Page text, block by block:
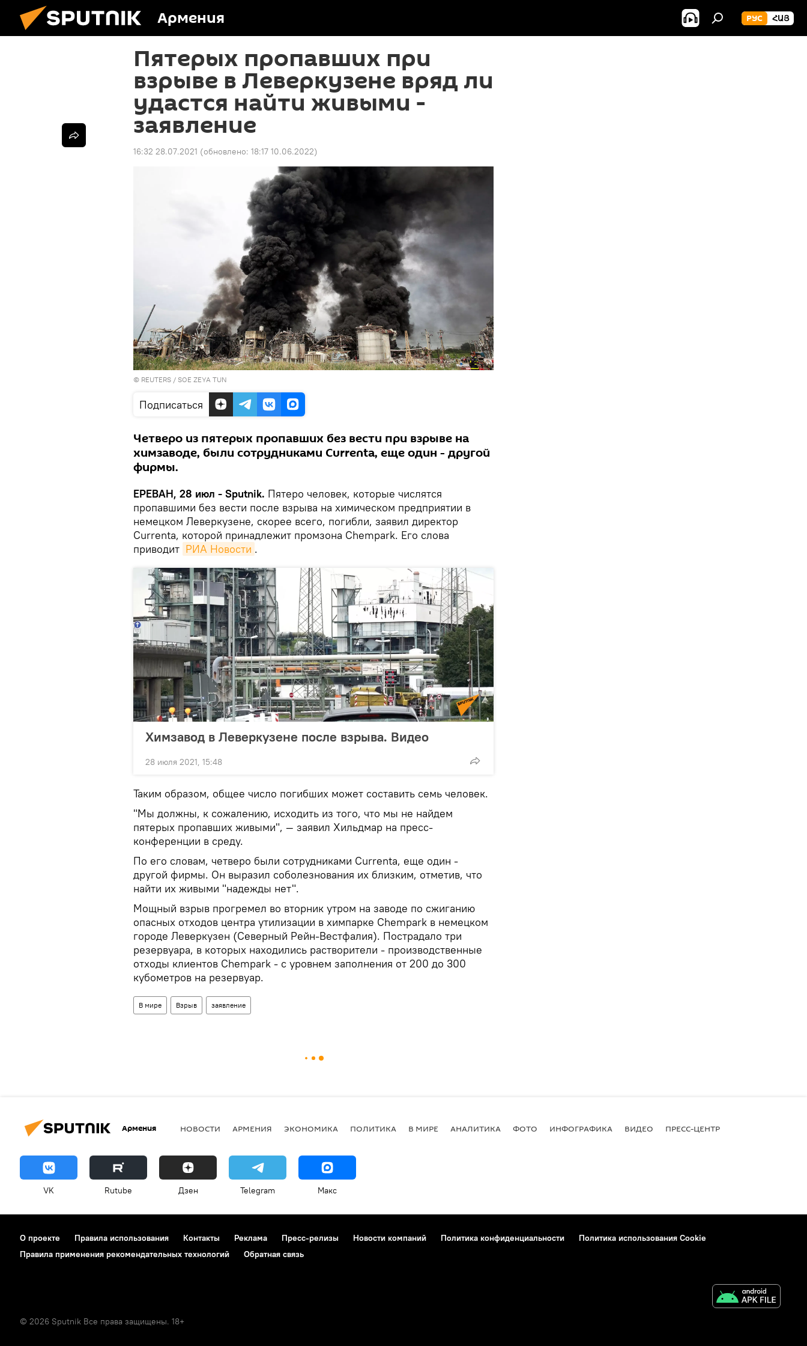
Армения РУС ՀԱՅ
Пятерых пропавших при
взрыве в Леверкузене вряд ли
удастся найти живыми -
заявление
16:32 28.07.2021 (обновлено: 18:17 10.06.2022)
© REUTERS / SOE ZEYA TUN
Подписаться
Четверо из пятерых пропавших без вести при взрыве на
химзаводе, были сотрудниками Currenta, еще один - другой
фирмы.
ЕРЕВАН, 28 июл - Sputnik. Пятеро человек, которые числятся
пропавшими без вести после взрыва на химическом предприятии в
немецком Леверкузене, скорее всего, погибли, заявил директор
Currenta, которой принадлежит промзона Chempark. Его слова
приводит РИА Новости .
Химзавод в Леверкузене после взрыва. Видео
28 июля 2021, 15:48
Таким образом, общее число погибших может составить семь человек.
"Мы должны, к сожалению, исходить из того, что мы не найдем
пятерых пропавших живыми", — заявил Хильдмар на пресс-
конференции в среду.
По его словам, четверо были сотрудниками Currenta, еще один -
другой фирмы. Он выразил соболезнования их близким, отметив, что
найти их живыми "надежды нет".
Мощный взрыв прогремел во вторник утром на заводе по сжиганию
опасных отходов центра утилизации в химпарке Chempark в немецком
городе Леверкузен (Северный Рейн-Вестфалия). Пострадало три
резервуара, в которых находились растворители - производственные
отходы клиентов Chempark - с уровнем заполнения от 200 до 300
кубометров на резервуар.
В мире Взрыв заявление
Армения НОВОСТИ АРМЕНИЯ ЭКОНОМИКА ПОЛИТИКА В МИРЕ АНАЛИТИКА ФОТО ИНФОГРАФИКА ВИДЕО ПРЕСС-ЦЕНТР
VK Rutube Дзен Telegram Макс
О проекте Правила использования Контакты Реклама Пресс-релизы Новости компаний Политика конфиденциальности
Политика использования Cookie
Правила применения рекомендательных технологий
Обратная связь
© 2026 Sputnik Все права защищены. 18+